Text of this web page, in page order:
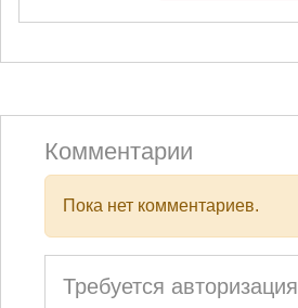
Комментарии
Пока нет комментариев.
Требуется авторизация